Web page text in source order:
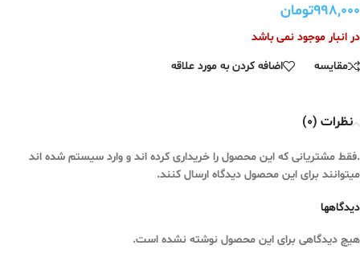
۹۹۸,۰۰۰تومان
در انبار موجود نمی باشد
مقایسه
اضافه کردن به مورد علاقه
نظرات (0)
دیدگاهها
هیچ دیدگاهی برای این محصول نوشته نشده است.
.فقط مشتریانی که این محصول را خریداری کرده اند و وارد سیستم شده اند
میتوانند برای این محصول دیدگاه ارسال کنند.